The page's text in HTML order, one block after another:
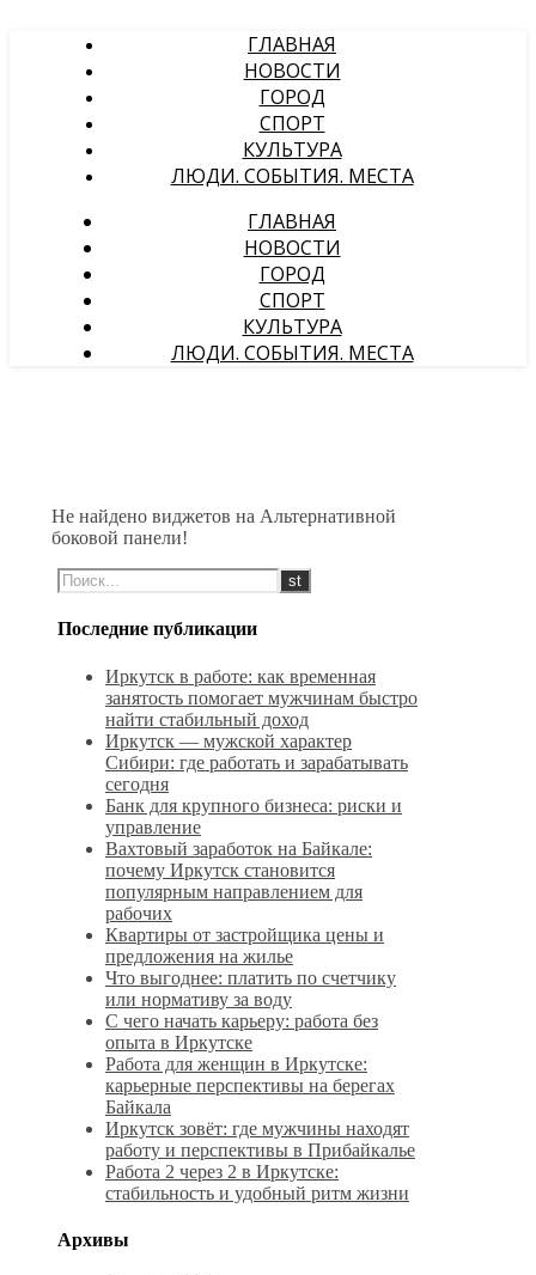
ГЛАВНАЯ
НОВОСТИ
ГОРОД
СПОРТ
КУЛЬТУРА
ЛЮДИ. СОБЫТИЯ. МЕСТА
ГЛАВНАЯ
НОВОСТИ
ГОРОД
СПОРТ
КУЛЬТУРА
ЛЮДИ. СОБЫТИЯ. МЕСТА
Не найдено виджетов на Альтернативной
боковой панели!
Последние публикации
Иркутск в работе: как временная
занятость помогает мужчинам быстро
найти стабильный доход
Иркутск — мужской характер
Сибири: где работать и зарабатывать
сегодня
Банк для крупного бизнеса: риски и
управление
Вахтовый заработок на Байкале:
почему Иркутск становится
популярным направлением для
рабочих
Квартиры от застройщика цены и
предложения на жилье
Что выгоднее: платить по счетчику
или нормативу за воду
С чего начать карьеру: работа без
опыта в Иркутске
Работа для женщин в Иркутске:
карьерные перспективы на берегах
Байкала
Иркутск зовёт: где мужчины находят
работу и перспективы в Прибайкалье
Работа 2 через 2 в Иркутске:
стабильность и удобный ритм жизни
Архивы